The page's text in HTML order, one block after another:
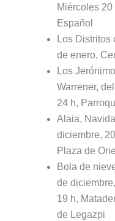
Miércoles
Español
Los Distritos
de enero,
Los
Warrener,
24 h,
Alaia,
diciembre,
Plaza de
Bola de
de
19 h,
de Legazpi